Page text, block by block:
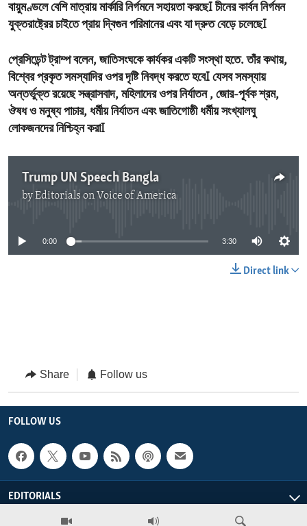
বায়ুমণ্ডলে বেশি মাত্রায় মার্কারি নির্গমনে সহায়তা করছেI চীনের কার্বন নির্গমন
যুক্তরাষ্ট্রের চাইতে প্রায় দ্বিগুন পরিমানের এবং যা দ্রুত বেড়ে চলেছেI
প্রেসিডেন্ট ট্রাম্প বলেন, জাতিসংঘকে কার্যকর একটি সংস্থা হতে. তাঁর কথায়,
বিশ্বের প্রকৃত সমস্যাদির ওপর দৃষ্টি নিবদ্ধ করতে হবেI যেসব সমস্যায়
অন্তর্ভুক্ত রয়েছে সন্ত্রাসবাদ, মহিলাদের ওপর নির্যাতন , জোর-পূর্বক শ্রম,
ঔষধ ও মনুষ্য পাচার, ধর্মীয় নির্যাতন এবং জাতিগোষ্ঠী ধর্মীয় সংখ্যালঘু
লোকজনদের নিশ্চিহ্ন করাI
Trump UN Speech Bangla
byEditorials on Voice of America
0:00 3:30
Direct link
Share Follow us
FOLLOW US
EDITORIALS